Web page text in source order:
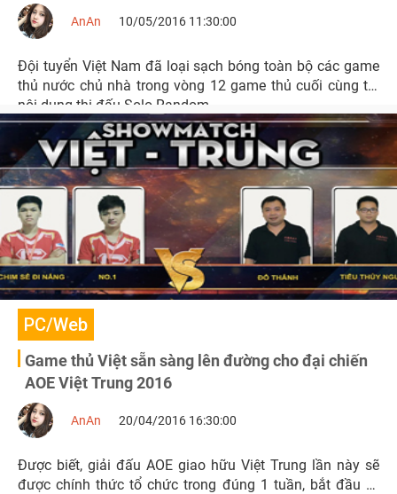
AnAn 10/05/2016 11:30:00
Đội tuyển Việt Nam đã loại sạch bóng toàn bộ các game
thủ nước chủ nhà trong vòng 12 game thủ cuối cùng tại
nội dung thi đấu Solo Random.
PC/Web
Game thủ Việt sẵn sàng lên đường cho đại chiến
AOE Việt Trung 2016
AnAn 20/04/2016 16:30:00
Được biết, giải đấu AOE giao hữu Việt Trung lần này sẽ
được chính thức tổ chức trong đúng 1 tuần, bắt đầu từ